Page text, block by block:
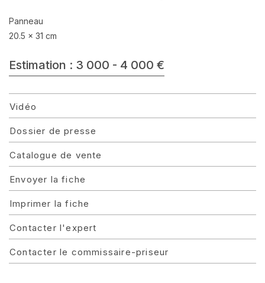
Panneau
20.5 x 31 cm
Estimation : 3 000 - 4 000 €
Vidéo
Dossier de presse
Catalogue de vente
Envoyer la fiche
Imprimer la fiche
Contacter l'expert
Contacter le commissaire-priseur